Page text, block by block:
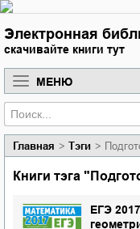
Электронная
скачивайте книги тут
МЕНЮ
Главная Тэги
Книги тэга
ЕГЭ